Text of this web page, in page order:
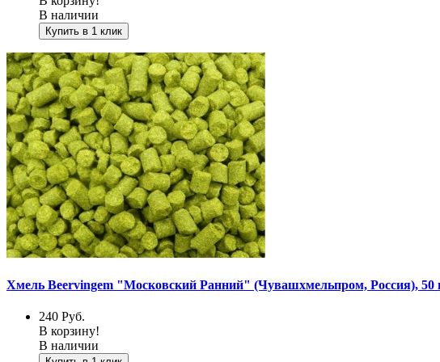
В наличии
Купить в 1 клик
Хмель Beervingem "Московский Ранний" (Чувашхмельпром, Россия), 50
240 Руб.
В корзину!
В наличии